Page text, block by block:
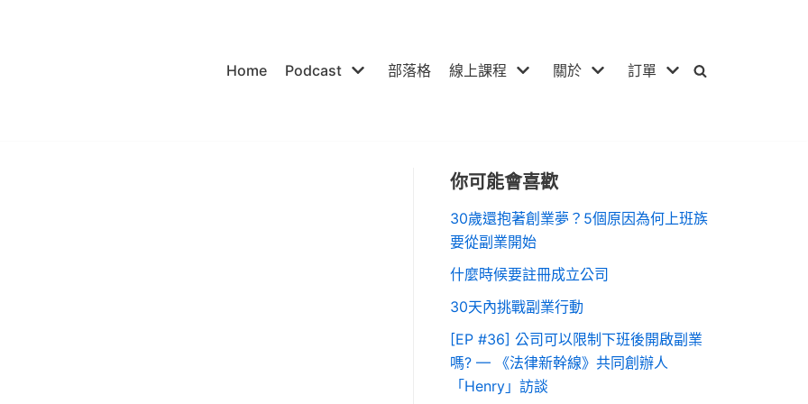
Home Podcast 部落格 線上課程 關於 訂單
你可能會喜歡
30歲還抱著創業夢？5個原因為何上班族
要從副業開始
什麼時候要註冊成立公司
30天內挑戰副業行動
[EP #36] 公司可以限制下班後開啟副業
嗎? — 《法律新幹線》共同創辦人
「Henry」訪談